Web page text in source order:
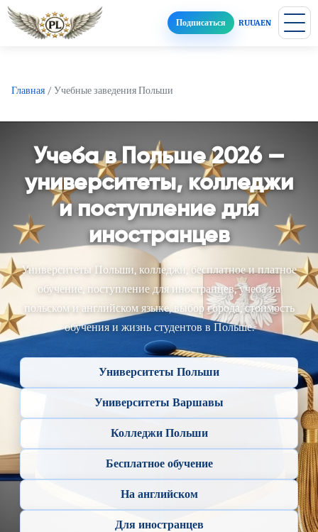
Подписаться RUUAEN
Главная / Учебные заведения Польши
Учеба в Польше 2026 —
университеты, колледжи
и поступление для
иностранцев
Университеты Польши, колледжи, бесплатное и платное
обучение, поступление для иностранцев, учеба на
польском и английском языке, выбор города, стоимость
обучения и жизнь студентов в Польше.
Университеты Польши
Университеты Варшавы
Колледжи Польши
Бесплатное обучение
На английском
Для иностранцев